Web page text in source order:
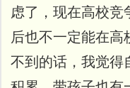
虑了，现在高校竞
后也不一定能在
不到的话，我觉得